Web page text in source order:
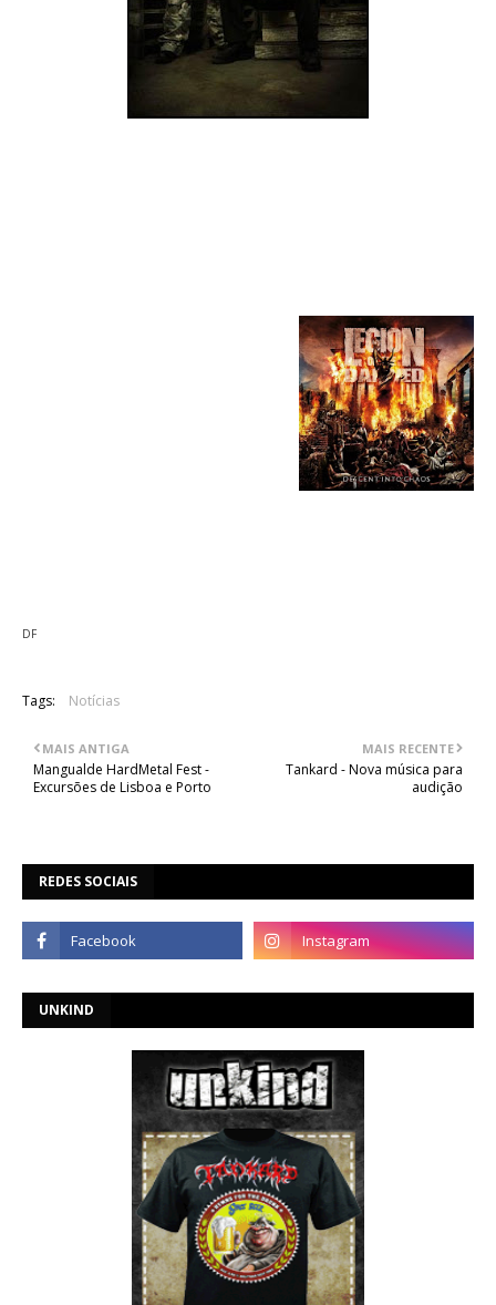
DF
Tags: Notícias
MAIS RECENTE
Tankard - Nova música para
audição
MAIS ANTIGA
Mangualde HardMetal Fest -
Excursões de Lisboa e Porto
REDES SOCIAIS
UNKIND